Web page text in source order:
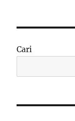
Cari